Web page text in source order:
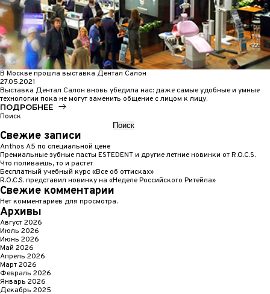
В Москве прошла выставка Дентал Салон
27.05.2021
Выставка Дентал Салон вновь убедила нас: даже самые удобные и умные
технологии пока не могут заменить общение с лицом к лицу.
ПОДРОБНЕЕ
Поиск
Поиск
Свежие записи
Anthos A5 по специальной цене
Премиальные зубные пасты ESTEDENT и другие летние новинки от R.O.C.S.
Что поливаешь, то и растет
Бесплатный учебный курс «Все об оттисках»
R.O.C.S. представил новинку на «Неделе Российского Ритейла»
Свежие комментарии
Нет комментариев для просмотра.
Архивы
Август 2026
Июль 2026
Июнь 2026
Май 2026
Апрель 2026
Март 2026
Февраль 2026
Январь 2026
Декабрь 2025